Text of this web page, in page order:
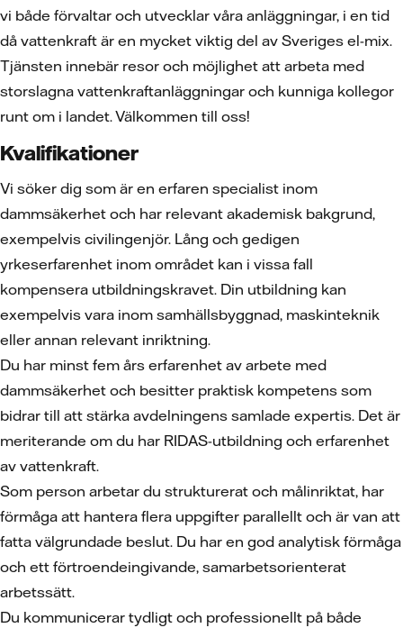
vi både förvaltar och utvecklar våra anläggningar, i en tid
då vattenkraft är en mycket viktig del av Sveriges el-mix.
Tjänsten innebär resor och möjlighet att arbeta med
storslagna vattenkraftanläggningar och kunniga kollegor
runt om i landet. Välkommen till oss!
Kvalifikationer
Vi söker dig som är en erfaren specialist inom
dammsäkerhet och har relevant akademisk bakgrund,
exempelvis civilingenjör. Lång och gedigen
yrkeserfarenhet inom området kan i vissa fall
kompensera utbildningskravet. Din utbildning kan
exempelvis vara inom samhällsbyggnad, maskinteknik
eller annan relevant inriktning.
Du har minst fem års erfarenhet av arbete med
dammsäkerhet och besitter praktisk kompetens som
bidrar till att stärka avdelningens samlade expertis. Det är
meriterande om du har RIDAS-utbildning och erfarenhet
av vattenkraft.
Som person arbetar du strukturerat och målinriktat, har
förmåga att hantera flera uppgifter parallellt och är van att
fatta välgrundade beslut. Du har en god analytisk förmåga
och ett förtroendeingivande, samarbetsorienterat
arbetssätt.
Du kommunicerar tydligt och professionellt på både